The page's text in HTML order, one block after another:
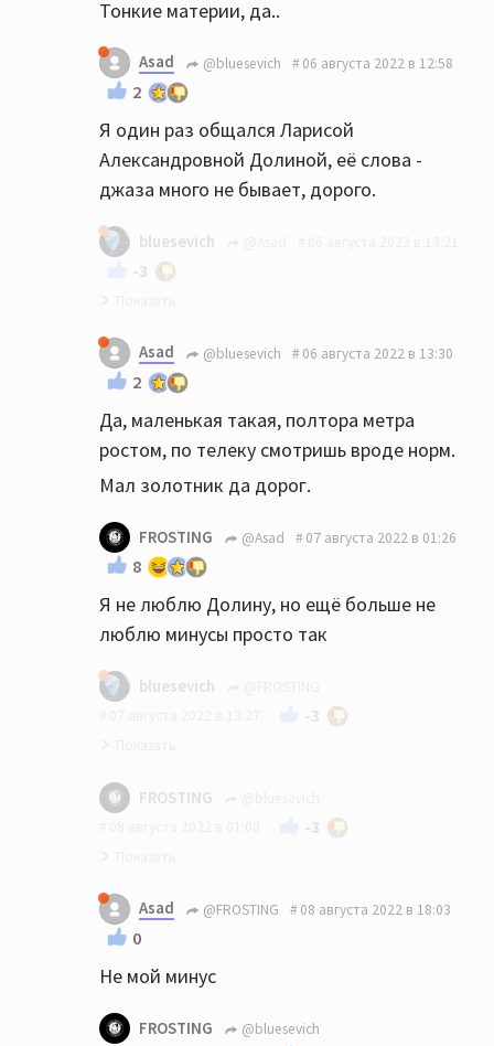
Тонкие материи, да..
Asad @bluesevich 06 августа 2022 в 12:58
2
Я один раз общался Ларисой
Александровной Долиной, её слова -
джаза много не бывает, дорого.
bluesevich
-3
Лариса Александровна неповторима:)))
Asad @bluesevich 06 августа 2022 в 13:30
2
Да, маленькая такая, полтора метра
ростом, по телеку смотришь вроде норм.
Мал золотник да дорог.
FROSTING @Asad 07 августа 2022 в 01:26
8
Я не люблю Долину, но ещё больше не
люблю минусы просто так
bluesevich
-3
Разве просто так?
FROSTING
-3
За цитату Долиной ставить минус, ну
такое себе
Asad @FROSTING 08 августа 2022 в 18:03
0
Не мой минус
FROSTING
@bluesevich